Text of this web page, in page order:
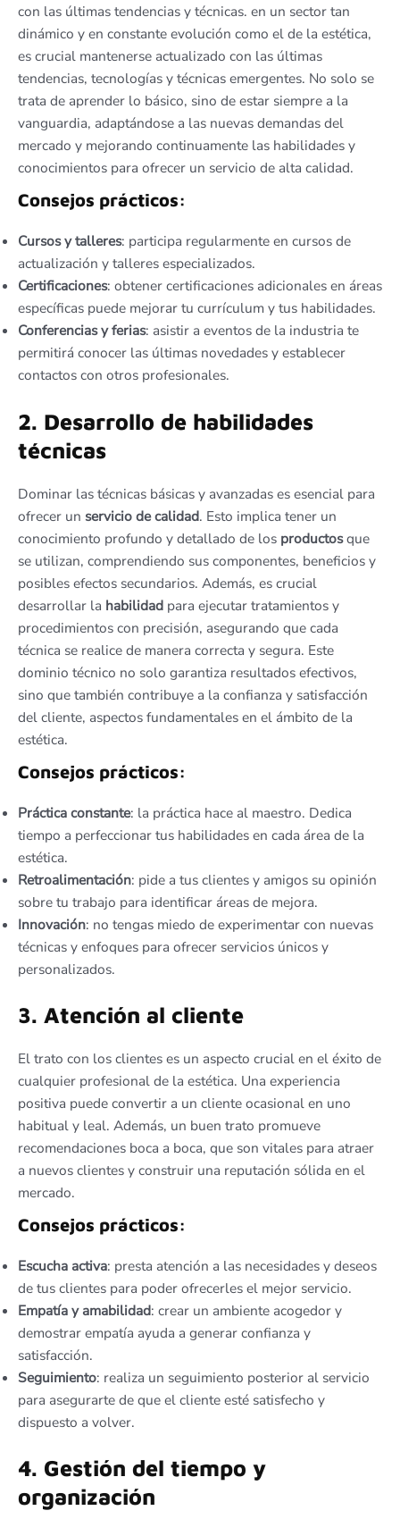
con las últimas tendencias y técnicas. en un sector tan
dinámico y en constante evolución como el de la estética,
es crucial mantenerse actualizado con las últimas
tendencias, tecnologías y técnicas emergentes. No solo se
trata de aprender lo básico, sino de estar siempre a la
vanguardia, adaptándose a las nuevas demandas del
mercado y mejorando continuamente las habilidades y
conocimientos para ofrecer un servicio de alta calidad.
Consejos prácticos:
Cursos y talleres: participa regularmente en cursos de
actualización y talleres especializados.
Certificaciones: obtener certificaciones adicionales en áreas
específicas puede mejorar tu currículum y tus habilidades.
Conferencias y ferias: asistir a eventos de la industria te
permitirá conocer las últimas novedades y establecer
contactos con otros profesionales.
2. Desarrollo de habilidades
técnicas
Dominar las técnicas básicas y avanzadas es esencial para
ofrecer un servicio de calidad. Esto implica tener un
conocimiento profundo y detallado de los productosque
se utilizan, comprendiendo sus componentes, beneficios y
posibles efectos secundarios. Además, es crucial
desarrollar la habilidad para ejecutar tratamientos y
procedimientos con precisión, asegurando que cada
técnica se realice de manera correcta y segura. Este
dominio técnico no solo garantiza resultados efectivos,
sino que también contribuye a la confianza y satisfacción
del cliente, aspectos fundamentales en el ámbito de la
estética.
Consejos prácticos:
Práctica constante: la práctica hace al maestro. Dedica
tiempo a perfeccionar tus habilidades en cada área de la
estética.
Retroalimentación: pide a tus clientes y amigos su opinión
sobre tu trabajo para identificar áreas de mejora.
Innovación: no tengas miedo de experimentar con nuevas
técnicas y enfoques para ofrecer servicios únicos y
personalizados.
3. Atención al cliente
El trato con los clientes es un aspecto crucial en el éxito de
cualquier profesional de la estética. Una experiencia
positiva puede convertir a un cliente ocasional en uno
habitual y leal. Además, un buen trato promueve
recomendaciones boca a boca, que son vitales para atraer
a nuevos clientes y construir una reputación sólida en el
mercado.
Consejos prácticos:
Escucha activa: presta atención a las necesidades y deseos
de tus clientes para poder ofrecerles el mejor servicio.
Empatía y amabilidad: crear un ambiente acogedor y
demostrar empatía ayuda a generar confianza y
satisfacción.
Seguimiento: realiza un seguimiento posterior al servicio
para asegurarte de que el cliente esté satisfecho y
dispuesto a volver.
4. Gestión del tiempo y
organización